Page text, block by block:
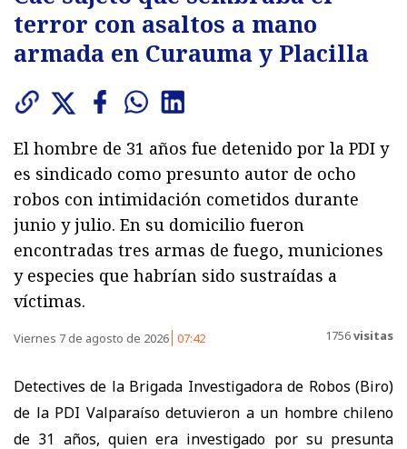
terror con asaltos a mano
armada en Curauma y Placilla
El hombre de 31 años fue detenido por la PDI y
es sindicado como presunto autor de ocho
robos con intimidación cometidos durante
junio y julio. En su domicilio fueron
encontradas tres armas de fuego, municiones
y especies que habrían sido sustraídas a
víctimas.
Viernes 7 de agosto de 2026 07:42 1756visitas
Detectives de la Brigada Investigadora de Robos (Biro)
de la PDI Valparaíso detuvieron a un hombre chileno
de 31 años, quien era investigado por su presunta